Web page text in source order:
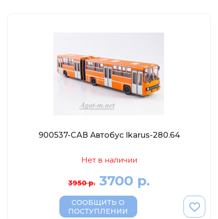
900537-САВ Автобус Ikarus-280.64
Нет в наличии
3950 р. 3700 р.
СООБЩИТЬ О
ПОСТУПЛЕНИИ